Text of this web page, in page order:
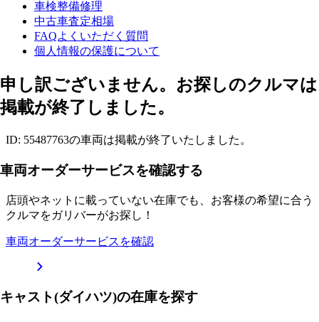
車検整備修理
中古車査定相場
FAQよくいただく質問
個人情報の保護について
申し訳ございません。お探しのクルマは
掲載が終了しました。
ID: 55487763の車両は掲載が終了いたしました。
車両オーダーサービスを確認する
店頭やネットに載っていない在庫でも、お客様の希望に合う
クルマをガリバーがお探し！
車両オーダーサービスを確認
キャスト(ダイハツ)の在庫を探す